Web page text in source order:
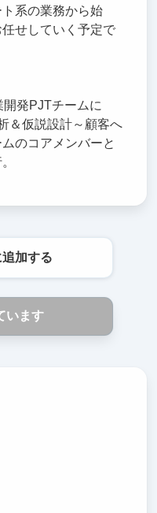
系の業務から始
せしていく予定で
開発PJTチームに
＆仮説設計～顧客へ
のコアメンバーと
加する
います